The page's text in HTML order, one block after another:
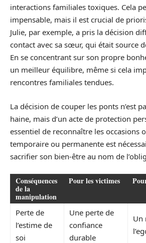
interactions familiales toxiques. Cela
impensable, mais il est crucial de
Julie, par exemple, a pris la décision
contact avec sa sœur, qui était source
En se concentrant sur son propre
un meilleur équilibre, même si cela
rencontres familiales tendues.
La décision de couper les ponts n’est
haine, mais d’un acte de protection
essentiel de reconnaître les occasions
temporaire ou permanente est
sacrifier son bien-être au nom de
Conséquences
de la
manipulation
Pour les victimes
Perte de
l’estime de
soi
Une perte de
confiance
durable
Un